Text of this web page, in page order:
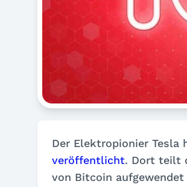
Der Elektropionier Tesla
veröffentlicht. Dort teilt
von Bitcoin